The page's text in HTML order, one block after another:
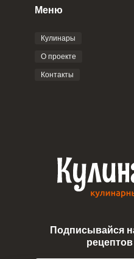
соглашением
Меню
Кулинары
О проекте
Контакты
Подписывайся